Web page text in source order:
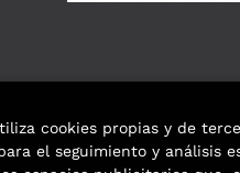
cookies propias y de
el seguimiento y análisis